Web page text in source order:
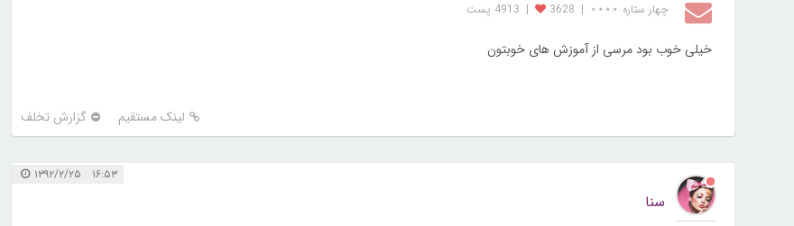
چهار ستاره ⋆⋆⋆⋆ |
3628
| 4913 پست
خیلی خوب بود مرسی از آموزش های خوبتون
لینک مستقیم گزارش تخلف
۱۶:۵۳ ۱۳۹۲/۲/۲۵
سنا